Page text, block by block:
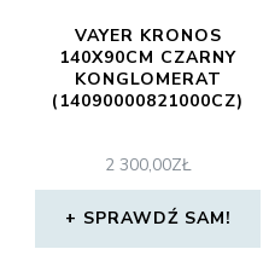
VAYER KRONOS
140X90CM CZARNY
KONGLOMERAT
(14090000821000CZ)
2 300,00ZŁ
SPRAWDŹ SAM!